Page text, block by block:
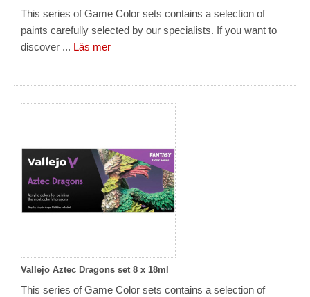
This series of Game Color sets contains a selection of
paints carefully selected by our specialists. If you want to
discover ... Läs mer
Vallejo Aztec Dragons set 8 x 18ml
This series of Game Color sets contains a selection of